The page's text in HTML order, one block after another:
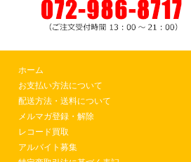
ホーム
お支払い方法について
配送方法・送料について
メルマガ登録・解除
レコード買取
アルバイト募集